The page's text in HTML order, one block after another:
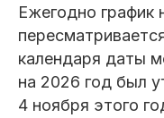
Ежегодно график
календаря даты
на 2026 год был
4 ноября этого